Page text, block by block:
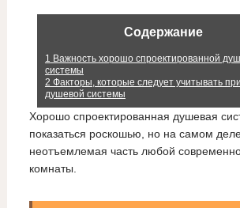
Содержание
1 Важность хорошо спроектированной
системы
2 Факторы, которые следует учитывать
душевой системы
Хорошо спроектированная душевая
показаться роскошью, но на самом
неотъемлемая часть любой
комнаты.